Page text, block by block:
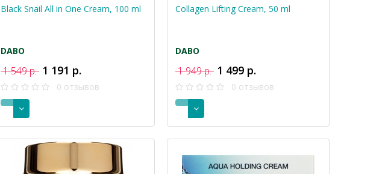
Black Snail All in One Cream, 100 ml
DABO
1 549 р. 1 191 р.
0 отзывов
Collagen Lifting Cream, 50 ml
DABO
1 949 р. 1 499 р.
0 отзывов